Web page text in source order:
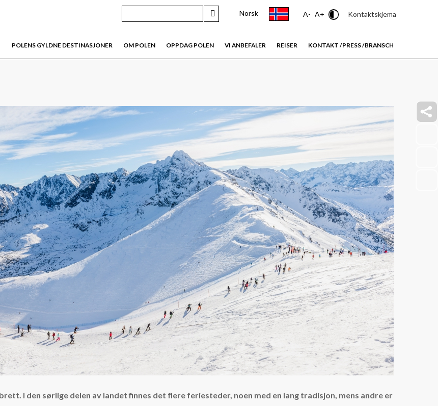
Norsk A- A+ ContrastKontaktskjema
POLENS GYLDNE DESTINASJONER OM POLEN OPPDAG POLEN VI ANBEFALER REISER KONTAKT /PRESS /BRANSCH
I den sørlige delen av landet finnes det flere feriesteder, noen med en lang tradisjon, mens andre er